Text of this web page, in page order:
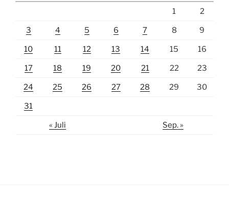
1 2
3 4 5 6 7 8 9
10 11 12 13 14 15 16
17 18 19 20 21 22 23
24 25 26 27 28 29 30
31
« Juli Sep. »